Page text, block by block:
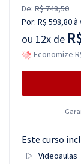
De: R$ 748,50
Por: R$ 598,80à
ou 12x de
Economize
Este curso
Videoaulas